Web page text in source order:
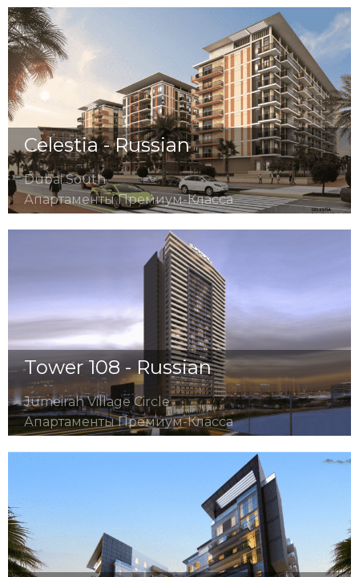
Celestia - Russian
Dubai South
Апартаменты Премиум-Класса
Tower 108 - Russian
Jumeirah Village Circle
Апартаменты Премиум-Класса